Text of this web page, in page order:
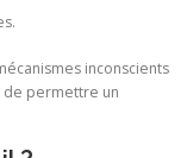
inconscients
de permettre un